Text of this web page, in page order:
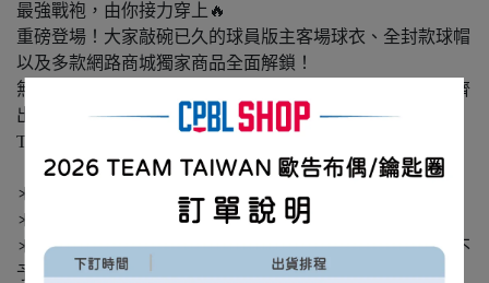
最強戰袍，由你接力穿上🔥
重磅登場！大家敲碗已久的球員版主客場球衣、全封款球帽
以及多款網路商城獨家商品全面解鎖！
無論是渴望與選手同場並肩的實戰感，還是想讓全家人整齊
出擊、強勢應援，這波最強裝備絕對不容錯過。
TEAM TAIWAN由你接力應援！(ﾉ>ω<)ﾉ
＊每人每次下單，每款商品限購 2 件，紀念球限購1顆。
＊商品下單後恕無法更換尺寸，請於結帳前再次確認。
＊需完成付款後訂單方能成立，逾時未付將由系統取消並不
予保留。